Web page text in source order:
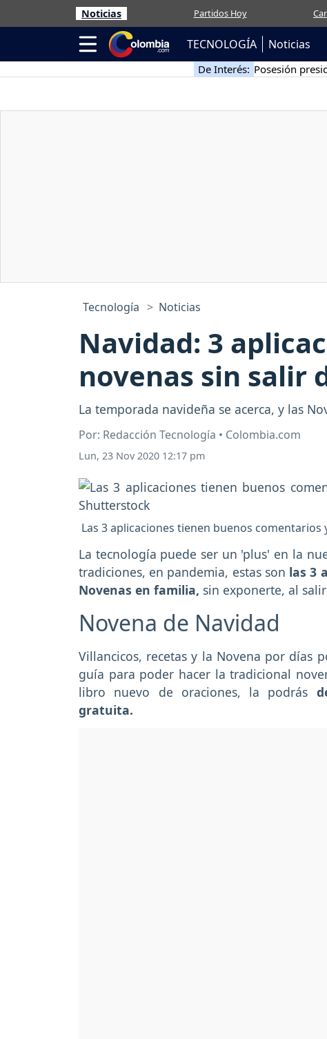
Noticias Partidos Hoy
TECNOLOGÍA Noticias
De Interés: Posesión
Tecnología Noticias
Navidad: 3
novenas sin salir
La temporada navideña se acerca, y las
Por: Redacción Tecnología • Colombia.com
Lun, 23 Nov 2020 12:17 pm
Las 3 aplicaciones tienen buenos
La tecnología puede ser un 'plus' en la
tradiciones, en pandemia, estas son las 3
Novenas en familia, sin exponerte, al
Novena de Navidad
Villancicos, recetas y la Novena por días
guía para poder hacer la tradicional
libro nuevo de oraciones, la podrás
gratuita.